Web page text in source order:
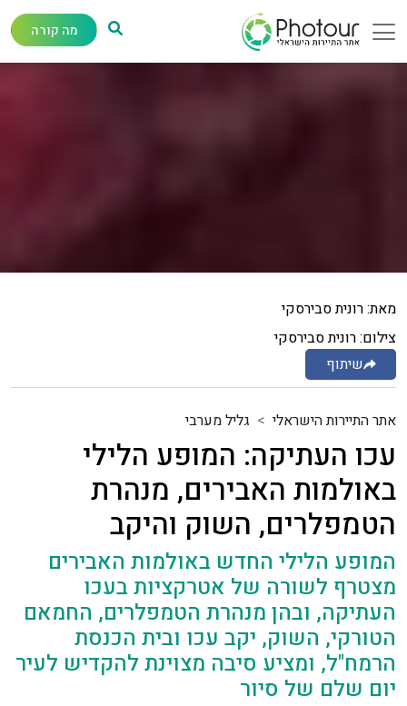
מה קורה
מאת: רונית סבירסקי
צילום: רונית סבירסקי
שיתוף
אתר התיירות הישראלי גליל מערבי
עכו העתיקה: המופע הלילי
באולמות האבירים, מנהרת
הטמפלרים, השוק והיקב
המופע הלילי החדש באולמות האבירים
מצטרף לשורה של אטרקציות בעכו
העתיקה, ובהן מנהרת הטמפלרים, החמאם
הטורקי, השוק, יקב עכו ובית הכנסת
הרמח"ל, ומציע סיבה מצוינת להקדיש לעיר
יום שלם של סיור